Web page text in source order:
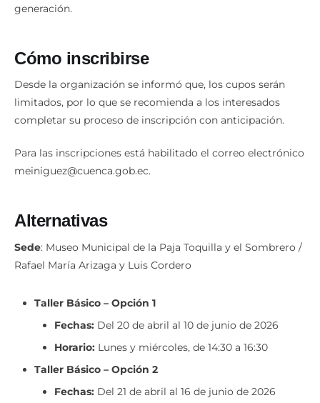
generación.
Cómo inscribirse
Desde la organización se informó que, los cupos serán
limitados, por lo que se recomienda a los interesados
completar su proceso de inscripción con anticipación.
Para las inscripciones está habilitado el correo electrónico
meiniguez@cuenca.gob.ec.
Alternativas
Sede: Museo Municipal de la Paja Toquilla y el Sombrero /
Rafael María Arizaga y Luis Cordero
Taller Básico – Opción 1
Fechas: Del 20 de abril al 10 de junio de 2026
Horario: Lunes y miércoles, de 14:30 a 16:30
Taller Básico – Opción 2
Fechas: Del 21 de abril al 16 de junio de 2026